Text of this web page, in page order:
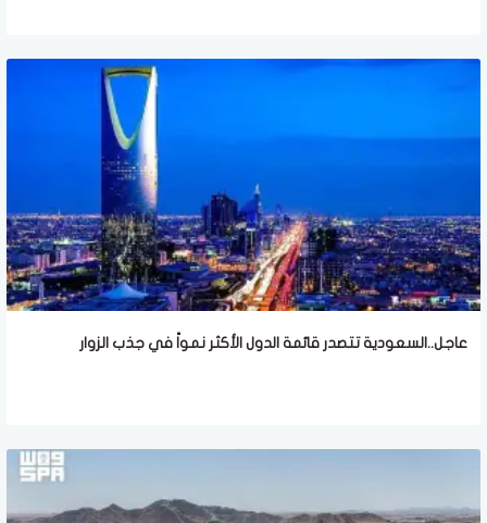
عاجل..السعودية تتصدر قائمة الدول الأكثر نمواً في جذب الزوار